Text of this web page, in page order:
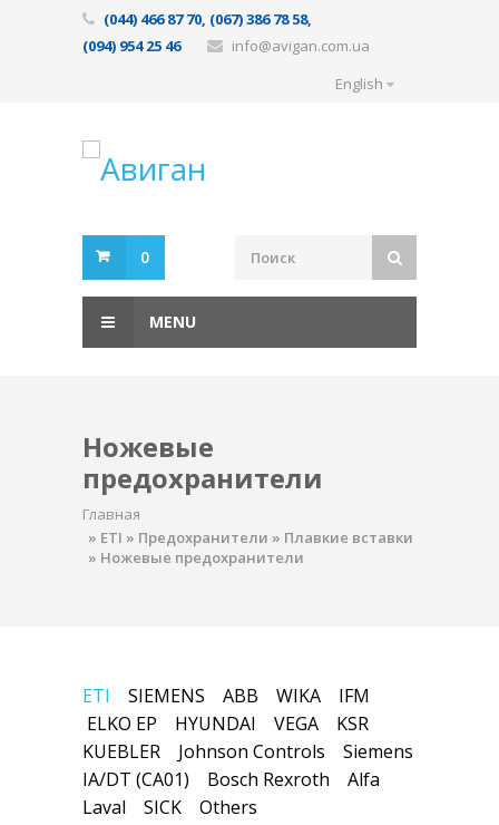
(044) 466 87 70, (067) 386 78 58,
(094) 954 25 46
info@avigan.com.ua
English
0
MENU
Ножевые
предохранители
Главная
» ETI » Предохранители » Плавкие вставки
» Ножевые предохранители
ETI SIEMENS ABB WIKA
IFM
ELKO EP
HYUNDAI VEGA
KSR
KUEBLER
Johnson Controls
Siemens
IA/DT (CA01)
Bosch Rexroth
Alfa
Laval
SICK Others